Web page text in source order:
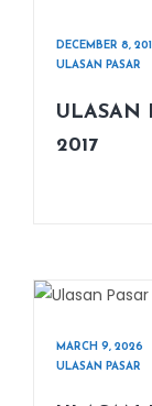
DECEMBER 8,
ULASAN PASAR
ULASAN
2017
MARCH 9, 2026
ULASAN PASAR